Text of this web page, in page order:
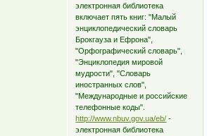
электронная библиотека
включает пять книг: "Малый
энциклопедический словарь
Брокгауза и Ефрона",
"Орфографический словарь",
"Энциклопедия мировой
мудрости", "Словарь
иностранных слов",
"Международные и российские
телефонные коды".
http://www.nbuv.gov.ua/eb/ -
электронная библиотека